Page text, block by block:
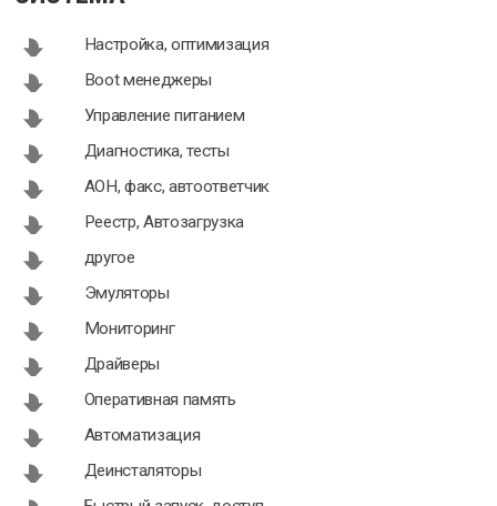
KseroLite 1.0
Настройка, оптимизация
Boot менеджеры
Управление питанием
Диагностика, тесты
АОН, факс, автоответчик
Реестр, Автозагрузка
другое
Эмуляторы
Мониторинг
Драйверы
Оперативная память
Автоматизация
Деинсталяторы